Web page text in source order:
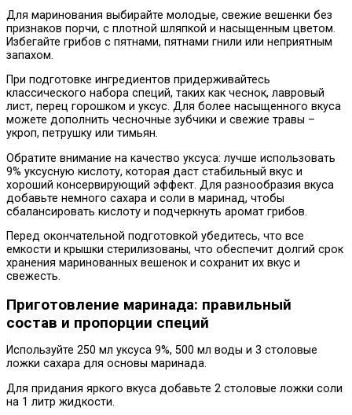
Для маринования выбирайте молодые, свежие вешенки без
признаков порчи, с плотной шляпкой и насыщенным цветом.
Избегайте грибов с пятнами, пятнами гнили или неприятным
запахом.
При подготовке ингредиентов придерживайтесь
классического набора специй, таких как чеснок, лавровый
лист, перец горошком и уксус. Для более насыщенного вкуса
можете дополнить чесночные зубчики и свежие травы –
укроп, петрушку или тимьян.
Обратите внимание на качество уксуса: лучше использовать
9% уксусную кислоту, которая даст стабильный вкус и
хороший консервирующий эффект. Для разнообразия вкуса
добавьте немного сахара и соли в маринад, чтобы
сбалансировать кислоту и подчеркнуть аромат грибов.
Перед окончательной подготовкой убедитесь, что все
емкости и крышки стерилизованы, что обеспечит долгий срок
хранения маринованных вешенок и сохранит их вкус и
свежесть.
Приготовление маринада: правильный
состав и пропорции специй
Используйте 250 мл уксуса 9%, 500 мл воды и 3 столовые
ложки сахара для основы маринада.
Для придания яркого вкуса добавьте 2 столовые ложки соли
на 1 литр жидкости.